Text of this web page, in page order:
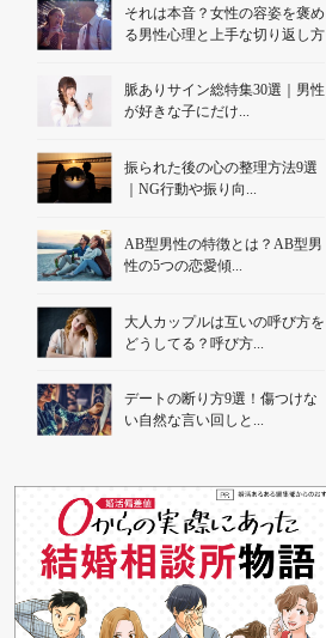
それは本音？女性の容姿を褒め
る男性心理と上手な切り返し方
脈ありサイン総特集30選｜男性
が好きな子にだけ...
振られた後の心の整理方法9選
｜NG行動や振り向...
AB型男性の特徴とは？AB型男
性の5つの恋愛傾...
大人カップルは互いの呼び方を
どうしてる？呼び方...
デートの断り方9選！傷つけな
い自然な言い回しと...